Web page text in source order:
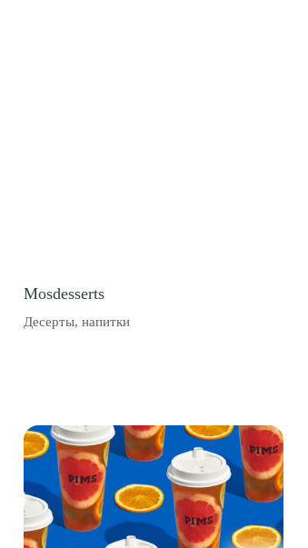
Mosdesserts
Десерты, напитки